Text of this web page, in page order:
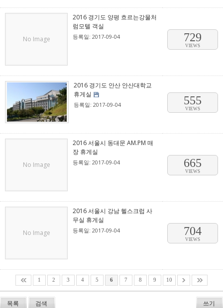
No Image
2016 경기도 양평 흐르는강물처
럼모텔 객실
등록일: 2017-09-04 729
VIEWS
2016 경기도 안산 안산대학교
휴게실
등록일: 2017-09-04 555
VIEWS
No Image
2016 서울시 동대문 AM.PM 매
장 휴게실
등록일: 2017-09-04 665
VIEWS
No Image
2016 서울시 강남 헬스크럽 사
무실 휴게실
등록일: 2017-09-04 704
VIEWS
1 2 3 4 5 6 7 8 9 10
목록 검색 쓰기